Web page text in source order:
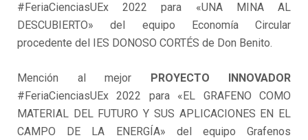
#FeriaCienciasUEx 2022 para «UNA MINA AL
DESCUBIERTO» del equipo Economía Circular
procedente del IES DONOSO CORTÉS de Don Benito.
Mención al mejor
PROYECTO INNOVADOR
#FeriaCienciasUEx 2022 para «EL GRAFENO COMO
MATERIAL DEL FUTURO Y SUS APLICACIONES EN EL
CAMPO DE LA ENERGÍA» del equipo Grafenos